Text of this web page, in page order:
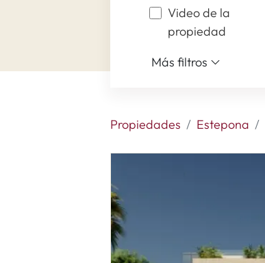
Video de la
propiedad
Más filtros
Propiedades Estepona